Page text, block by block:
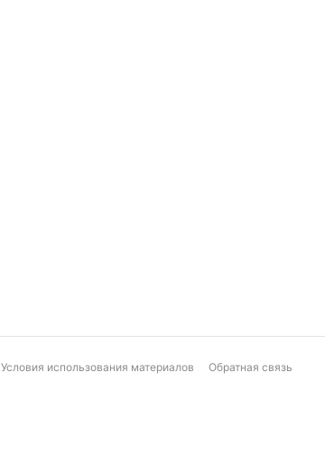
Условия использования материалов Обратная связь